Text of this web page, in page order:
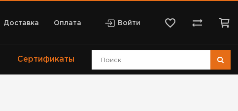
Доставка Оплата Войти
Сертификаты